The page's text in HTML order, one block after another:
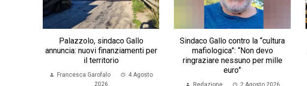
Palazzolo, sindaco Gallo
annuncia: nuovi finanziamenti per
il territorio
Francesca Garofalo
4 Agosto
2026
Sindaco Gallo contro la “cultura
mafiologica”: “Non devo
ringraziare nessuno per mille
euro”